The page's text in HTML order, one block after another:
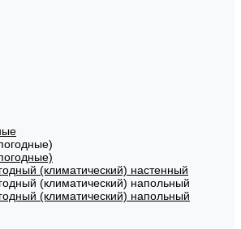
(климатический) настенный
(климатический) напольный
(климатический) напольный